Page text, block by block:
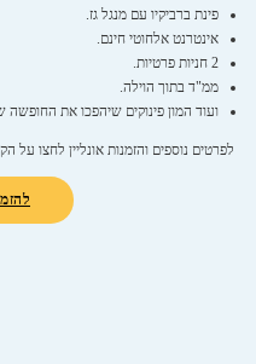
פינת ברביקיו עם מנגל גז.
אינטרנט אלחוטי חינם.
2 חניות פרטיות.
ממ"ד בתוך הוילה.
ועוד המון פינוקים שיהפכו את
לפרטים נוספים והזמנות אונליין לחצו על